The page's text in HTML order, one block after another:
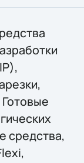
средства,